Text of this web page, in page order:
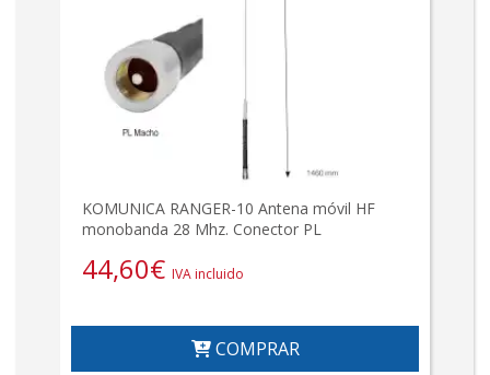
KOMUNICA RANGER-10 Antena móvil HF
monobanda 28 Mhz. Conector PL
44,60€ IVA incluido
COMPRAR